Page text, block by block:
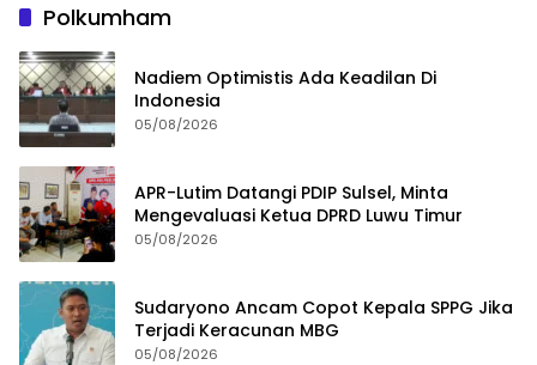
Polkumham
Nadiem Optimistis Ada Keadilan Di
Indonesia
05/08/2026
APR-Lutim Datangi PDIP Sulsel, Minta
Mengevaluasi Ketua DPRD Luwu Timur
05/08/2026
Sudaryono Ancam Copot Kepala SPPG Jika
Terjadi Keracunan MBG
05/08/2026